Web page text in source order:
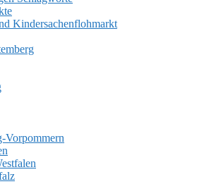
Kindersachenflohmarkt
Vorpommern